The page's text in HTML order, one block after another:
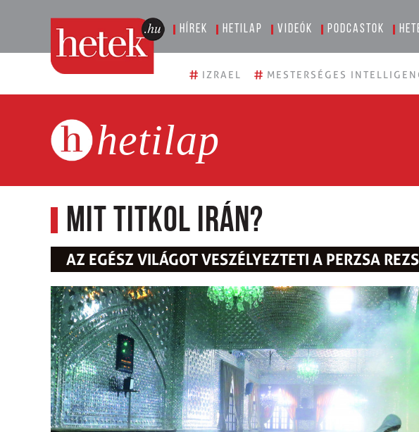
Hírek Hetilap Videók Podcastok
# IZRAEL # MESTERSÉGES
hetilap
Mit titkol Irán?
AZ EGÉSZ VILÁGOT VESZÉLYEZTETI A PERZSA